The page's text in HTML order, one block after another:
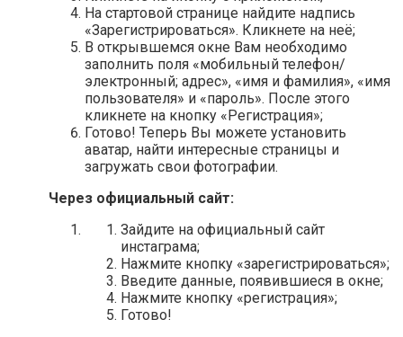
На стартовой странице найдите надпись
«Зарегистрироваться». Кликнете на неё;
В открывшемся окне Вам необходимо
заполнить поля «мобильный телефон/
электронный; адрес», «имя и фамилия», «имя
пользователя» и «пароль». После этого
кликнете на кнопку «Регистрация»;
Готово! Теперь Вы можете установить
аватар, найти интересные страницы и
загружать свои фотографии.
Через официальный сайт:
Зайдите на официальный сайт
инстаграма;
Нажмите кнопку «зарегистрироваться»;
Введите данные, появившиеся в окне;
Нажмите кнопку «регистрация»;
Готово!